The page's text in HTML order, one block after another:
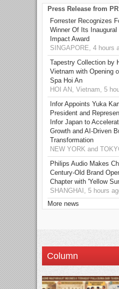
Press Release from
Forrester Recognizes
Winner Of Its Inaugural
Impact Award
SINGAPORE, 4 hours
Tapestry Collection by
Vietnam with Opening
Spa Hoi An
HOI AN, Vietnam, 5
Infor Appoints Yuka
President and
Infor Japan to
Growth and AI-Driven
Transformation
NEW YORK and
Philips Audio Makes
Century-Old Brand
Chapter with 'Yellow
SHANGHAI, 5 hours
More news
Column